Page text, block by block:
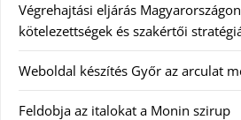
Végrehajtási eljárás
kötelezettségek és szakértői
Weboldal készítés Győr az arculat
Feldobja az italokat a Monin szirup